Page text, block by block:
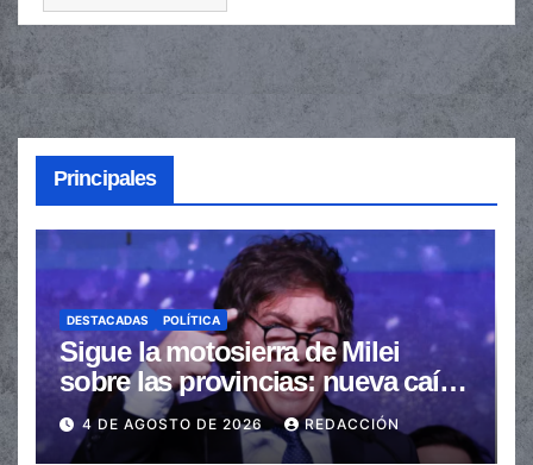
Principales
DESTACADAS POLÍTICA
Sigue la motosierra de Milei
sobre las provincias: nueva caída
de las transferencias no
automáticas
4 DE AGOSTO DE 2026 REDACCIÓN